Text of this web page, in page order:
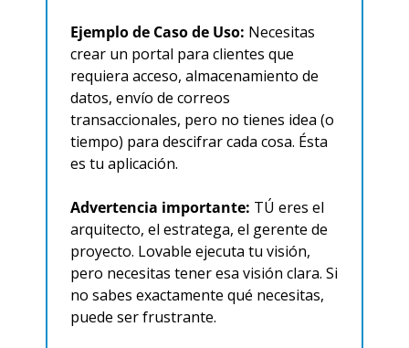
Ejemplo de Caso de Uso: Necesitas
crear un portal para clientes que
requiera acceso, almacenamiento de
datos, envío de correos
transaccionales, pero no tienes idea (o
tiempo) para descifrar cada cosa. Ésta
es tu aplicación.
Advertencia importante: TÚ eres el
arquitecto, el estratega, el gerente de
proyecto. Lovable ejecuta tu visión,
pero necesitas tener esa visión clara. Si
no sabes exactamente qué necesitas,
puede ser frustrante.